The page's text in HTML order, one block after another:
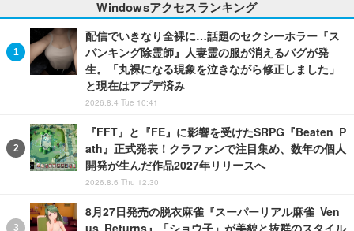
Windowsアクセスランキング
配信でいきなり全裸に…話題のセクシーホラー『ス
パンキング除霊師』人妻霊の服が消えるバグが発
生。「丸裸になる現象を泣きながら修正しました」
と現在はアプデ済み
2026.8.4 Tue 10:41
『FFT』と『FE』に影響を受けたSRPG『Beaten P
ath』正式発表！クラファンで注目集め、数年の個人
開発が生んだ作品2027年リリースへ
2026.8.6 Thu 12:30
8月27日発売の脱衣麻雀『スーパーリアル麻雀 Ven
us Returns』「ショウ子」が美貌と抜群のスタイル